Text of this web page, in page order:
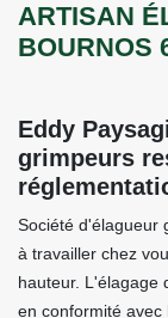
ARTISAN
BOURNOS
Eddy
grimpeurs
Société d'élagueur
à travailler chez
hauteur. L'élagage
en conformité